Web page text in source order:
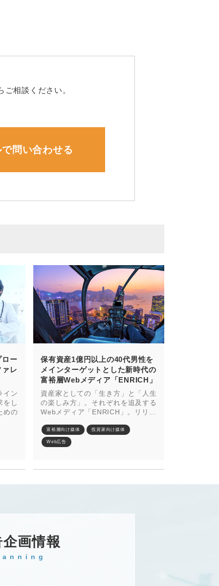
相談ください。
問い合わせる
ロー
レ
イン
をし
めの
保有資産1億円以上の40代男性を
メインターゲットとした新時代の
富裕層Webメディア「ENRICH」
資産家としての「生き方」と「人生
の楽しみ方」。それぞれを追及する
Webメディア「ENRICH」。リリ...
富裕層向け媒体 投資家向け媒体
Web広告
画情報